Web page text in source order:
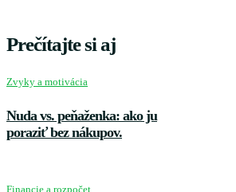
Prečítajte si aj
Zvyky a motivácia
Nuda vs. peňaženka: ako ju
poraziť bez nákupov.
Financie a rozpočet